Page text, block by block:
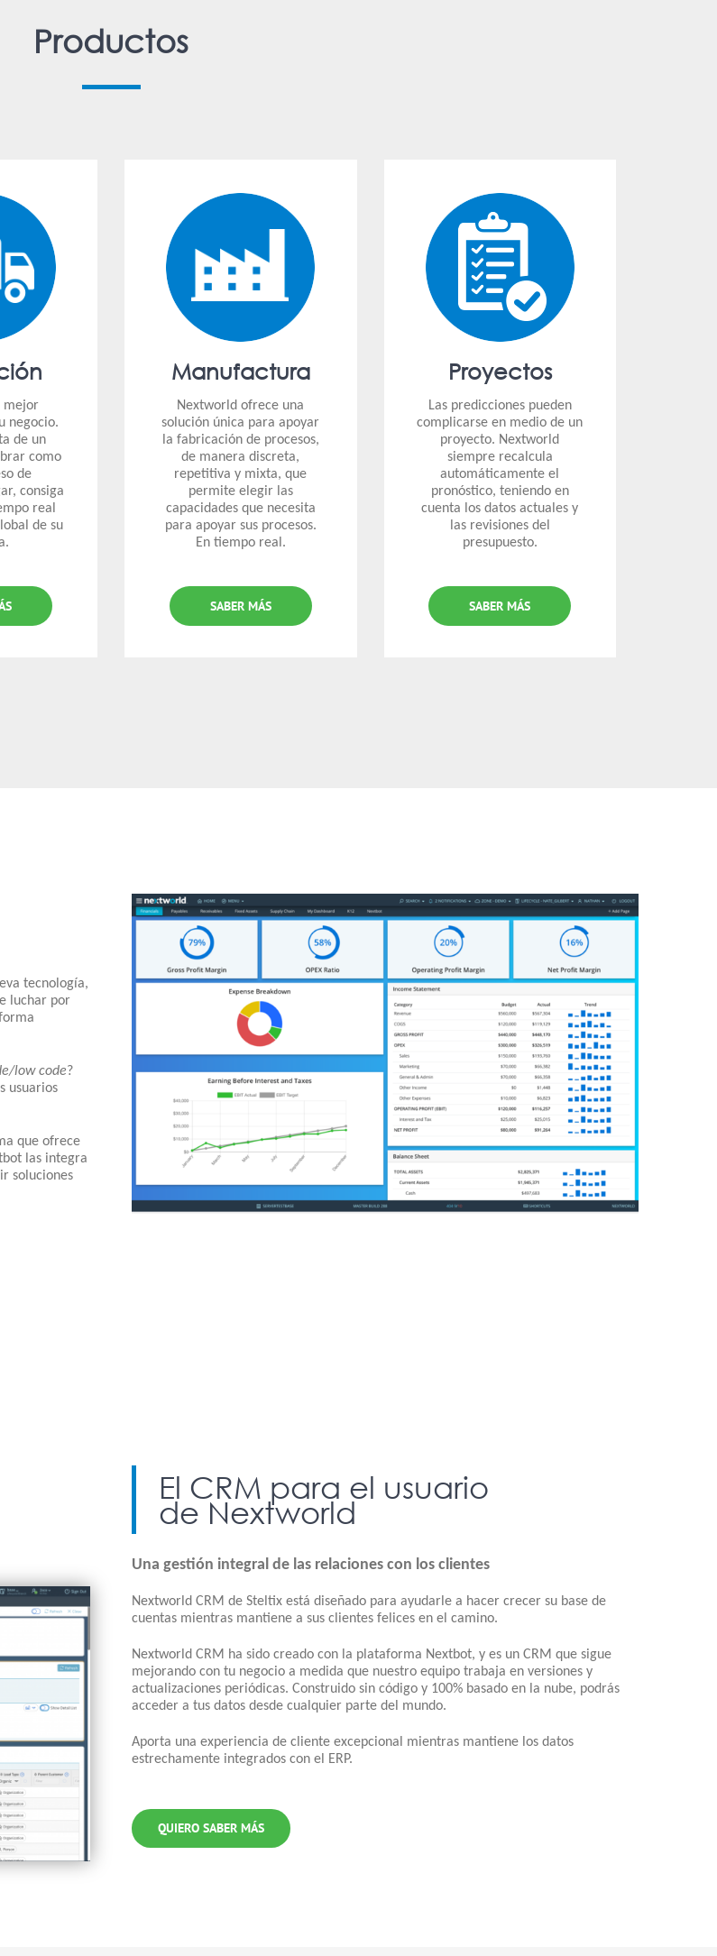
Productos
mejor
negocio.
de un
como
de
consiga
real
de su
Manufactura
Nextworld ofrece una
solución única para apoyar
la fabricación de procesos,
de manera discreta,
repetitiva y mixta, que
permite elegir las
capacidades que necesita
para apoyar sus procesos.
En tiempo real.
SABER MÁS
Proyectos
Las predicciones pueden
complicarse en medio de un
proyecto. Nextworld
siempre recalcula
automáticamente el
pronóstico, teniendo en
cuenta los datos actuales y
las revisiones del
presupuesto.
SABER MÁS
tecnología,
luchar por
low code?
usuarios
que ofrece
las integra
soluciones
El CRM para el usuario
de Nextworld
Una gestión integral de las relaciones con los clientes
Nextworld CRM de Steltix está diseñado para ayudarle a hacer crecer su base de
cuentas mientras mantiene a sus clientes felices en el camino.
Nextworld CRM ha sido creado con la plataforma Nextbot, y es un CRM que sigue
mejorando con tu negocio a medida que nuestro equipo trabaja en versiones y
actualizaciones periódicas. Construido sin código y 100% basado en la nube, podrás
acceder a tus datos desde cualquier parte del mundo.
Aporta una experiencia de cliente excepcional mientras mantiene los datos
estrechamente integrados con el ERP.
QUIERO SABER MÁS